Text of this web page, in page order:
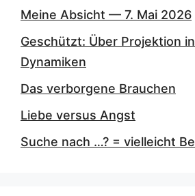
Meine Absicht — 7. Mai 2026
Geschützt: Über Projektion
Dynamiken
Das verborgene Brauchen
Liebe versus Angst
Suche nach …? = vielleicht